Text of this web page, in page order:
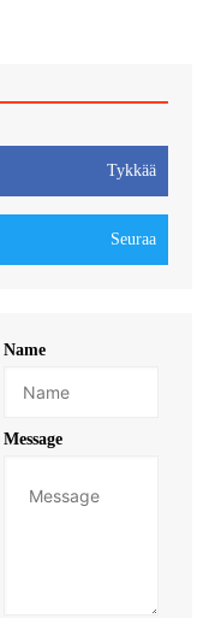
Tykkää
Seuraa
Name
Message